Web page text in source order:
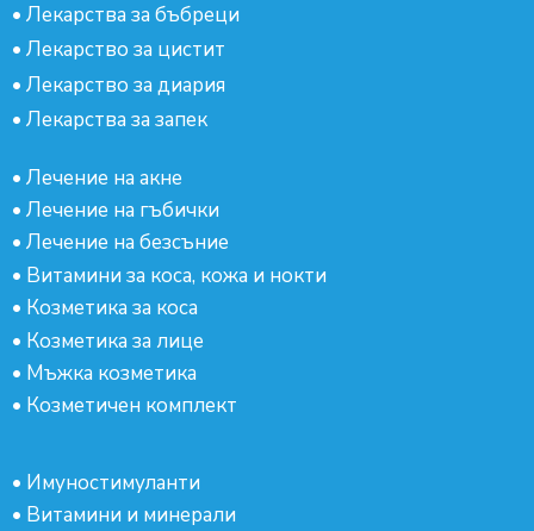
• Лекарства за бъбреци
• Лекарство за цистит
• Лекарство за диария
• Лекарства за запек
• Лечение на акне
• Лечение на гъбички
• Лечение на безсъние
• Витамини за коса, кожа и нокти
• Козметика за коса
• Козметика за лице
• Мъжка козметика
• Козметичен комплект
• Имуностимуланти
• Витамини и минерали